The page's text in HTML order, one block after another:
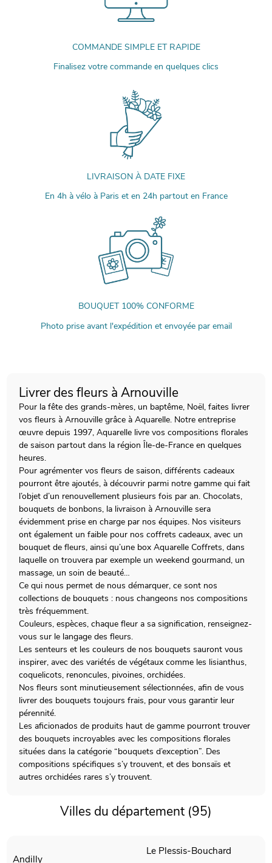
COMMANDE SIMPLE ET RAPIDE
Finalisez votre commande en quelques clics
LIVRAISON À DATE FIXE
En 4h à vélo à Paris et en 24h partout en France
BOUQUET 100% CONFORME
Photo prise avant l'expédition et envoyée par email
Livrer des fleurs à Arnouville
Pour la fête des grands-mères, un baptême, Noël, faites livrer
vos fleurs à Arnouville grâce à Aquarelle. Notre entreprise
œuvre depuis 1997, Aquarelle livre vos compositions florales
de saison partout dans la région Île-de-France en quelques
heures.
Pour agrémenter vos fleurs de saison, différents cadeaux
pourront être ajoutés, à découvrir parmi notre gamme qui fait
l’objet d’un renouvellement plusieurs fois par an. Chocolats,
bouquets de bonbons, la livraison à Arnouville sera
évidemment prise en charge par nos équipes. Nos visiteurs
ont également un faible pour nos coffrets cadeaux, avec un
bouquet de fleurs, ainsi qu’une box Aquarelle Coffrets, dans
laquelle on trouvera par exemple un weekend gourmand, un
massage, un soin de beauté…
Ce qui nous permet de nous démarquer, ce sont nos
collections de bouquets : nous changeons nos compositions
très fréquemment.
Couleurs, espèces, chaque fleur a sa signification, renseignez-
vous sur le langage des fleurs.
Les senteurs et les couleurs de nos bouquets sauront vous
inspirer, avec des variétés de végétaux comme les lisianthus,
coquelicots, renoncules, pivoines, orchidées.
Nos fleurs sont minutieusement sélectionnées, afin de vous
livrer des bouquets toujours frais, pour vous garantir leur
pérennité.
Les aficionados de produits haut de gamme pourront trouver
des bouquets incroyables avec les compositions florales
situées dans la catégorie “bouquets d’exception”. Des
compositions spécifiques s’y trouvent, et des bonsaïs et
autres orchidées rares s’y trouvent.
Villes du département (95)
Andilly
Le Plessis-Bouchard